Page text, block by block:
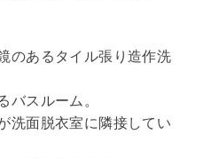
のあるタイル張り造作洗
バスルーム。
洗面脱衣室に隣接してい